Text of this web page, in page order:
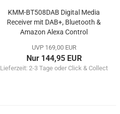
KMM-BT508DAB Digital Media
Receiver mit DAB+, Bluetooth &
Amazon Alexa Control
UVP 169,00 EUR
Nur 144,95 EUR
Lieferzeit: 2-3 Tage oder Click & Collect